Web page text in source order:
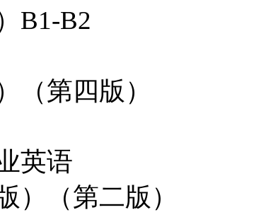
B1-B2
（第四版）
英语
）（第二版）